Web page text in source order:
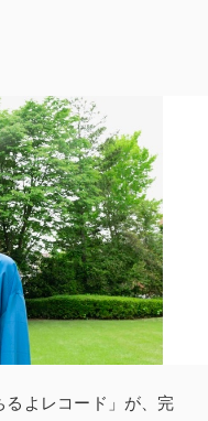
るよレコード」が、完